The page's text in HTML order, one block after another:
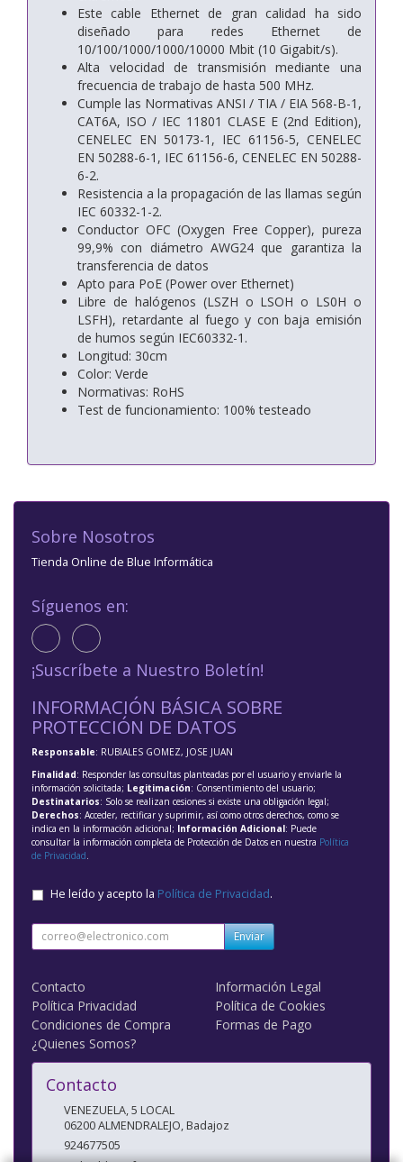
Este cable Ethernet de gran calidad ha sido
diseñado para redes Ethernet de
10/100/1000/1000/10000 Mbit (10 Gigabit/s).
Alta velocidad de transmisión mediante una
frecuencia de trabajo de hasta 500 MHz.
Cumple las Normativas ANSI / TIA / EIA 568-B-1,
CAT6A, ISO / IEC 11801 CLASE E (2nd Edition),
CENELEC EN 50173-1, IEC 61156-5, CENELEC
EN 50288-6-1, IEC 61156-6, CENELEC EN 50288-
6-2.
Resistencia a la propagación de las llamas según
IEC 60332-1-2.
Conductor OFC (Oxygen Free Copper), pureza
99,9% con diámetro AWG24 que garantiza la
transferencia de datos
Apto para PoE (Power over Ethernet)
Libre de halógenos (LSZH o LSOH o LS0H o
LSFH), retardante al fuego y con baja emisión
de humos según IEC60332-1.
Longitud: 30cm
Color: Verde
Normativas: RoHS
Test de funcionamiento: 100% testeado
Sobre Nosotros
Tienda Online de Blue Informática
Síguenos en:
¡Suscríbete a Nuestro Boletín!
INFORMACIÓN BÁSICA SOBRE
PROTECCIÓN DE DATOS
Responsable: RUBIALES GOMEZ, JOSE JUAN
Finalidad: Responder las consultas planteadas por el usuario y enviarle la
información solicitada; Legitimación: Consentimiento del usuario;
Destinatarios: Solo se realizan cesiones si existe una obligación legal;
Derechos: Acceder, rectificar y suprimir, así como otros derechos, como se
indica en la información adicional; Información Adicional: Puede
consultar la información completa de Protección de Datos en nuestra Política
de Privacidad
He leído y acepto la Política de Privacidad.
Enviar
Contacto
Información Legal
Política Privacidad
Política de Cookies
Condiciones de Compra
Formas de Pago
¿Quienes Somos?
Contacto
VENEZUELA, 5 LOCAL
06200ALMENDRALEJO,Badajoz
924677505